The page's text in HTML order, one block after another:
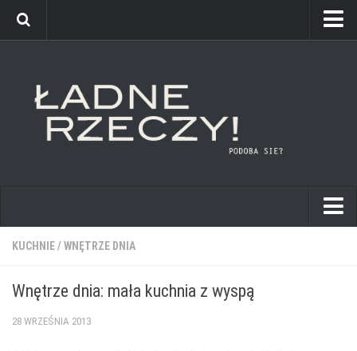
kuchnie
pokoje dziecięce
KUCHNIE/ WNĘTRZE DNIA
Wnętrze dnia: mała kuchnia z wyspą
28 WRZEŚNIA 2013